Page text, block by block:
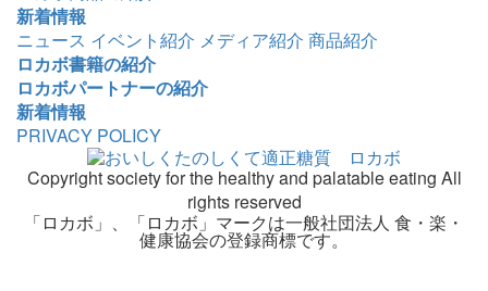
新着情報
ニュース イベント紹介 メディア紹介 商品紹介
ロカボ書籍の紹介
ロカボパートナーの紹介
新着情報
PRIVACY POLICY
Copyright society for the healthy and palatable eating All
rights reserved
「ロカボ」、「ロカボ」マークは一般社団法人 食・楽・
健康協会の登録商標です。